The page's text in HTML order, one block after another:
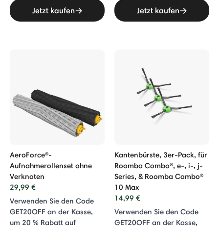
Jetzt kaufen Jetzt kaufen
AeroForce®-
Aufnahmerollenset ohne
Verknoten
29,99 €
Verwenden Sie den Code
GET20OFF an der Kasse,
um 20 % Rabatt auf
Kantenbürste, 3er-Pack, für
Roomba Combo®, e-, i-, j-
Series, & Roomba Combo®
10 Max
14,99 €
Verwenden Sie den Code
GET20OFF an der Kasse,